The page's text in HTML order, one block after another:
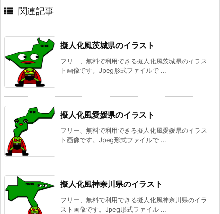
 関連記事
擬人化風茨城県のイラスト
フリー、無料で利用できる擬人化風茨城県のイラス
ト画像です。Jpeg形式ファイルで ...
擬人化風愛媛県のイラスト
フリー、無料で利用できる擬人化風愛媛県のイラス
ト画像です。Jpeg形式ファイルで ...
擬人化風神奈川県のイラスト
フリー、無料で利用できる擬人化風神奈川県のイラ
スト画像です。Jpeg形式ファイル ...